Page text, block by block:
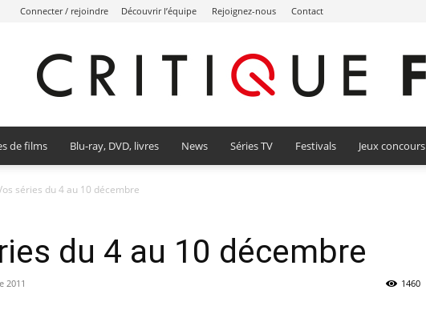
Connecter / rejoindre Découvrir l’équipe Rejoignez-nous Contact
de films Blu-ray, DVD, livres News Séries TV Festivals Jeux concours
séries du 4 au 10 décembre
du 4 au 10 décembre
2011 1460